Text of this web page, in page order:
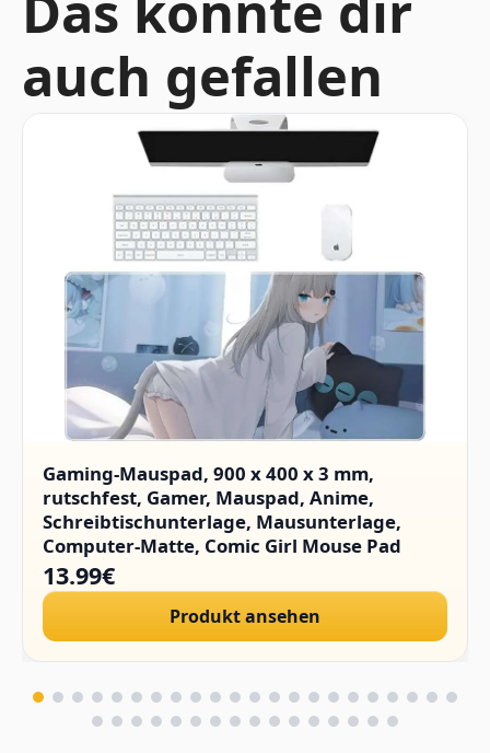
auch gefallen
Gaming-Mauspad, 900 x 400 x 3 mm,
rutschfest, Gamer, Mauspad, Anime,
Schreibtischunterlage, Mausunterlage,
Computer-Matte, Comic Girl Mouse Pad
13.99€
Produkt ansehen